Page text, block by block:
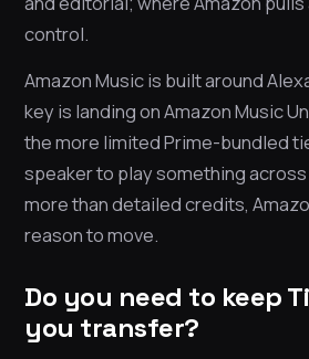
control.
Amazon Music is built around
key is landing on Amazon Music
the more limited Prime-bundled
speaker to play something
more than detailed credits,
reason to move.
Do you need to keep
you transfer?